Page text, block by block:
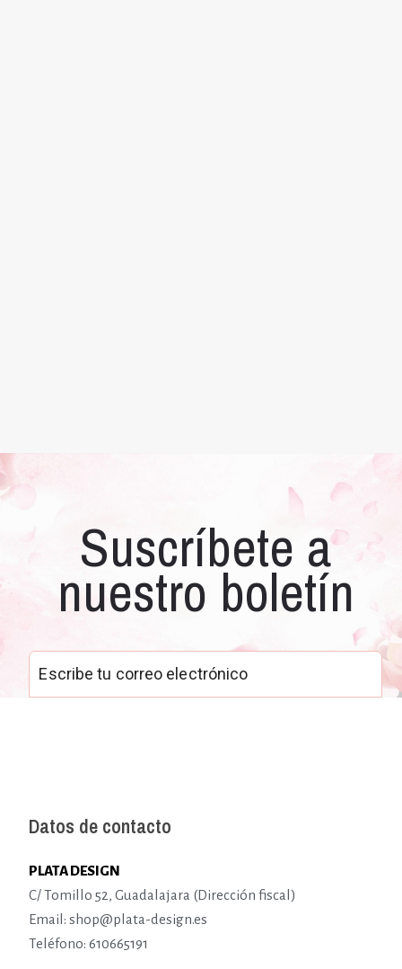
Suscríbete a
nuestro boletín
Datos de contacto
PLATA DESIGN
C/ Tomillo 52, Guadalajara (Dirección fiscal)
Email: shop@plata-design.es
Teléfono: 610665191